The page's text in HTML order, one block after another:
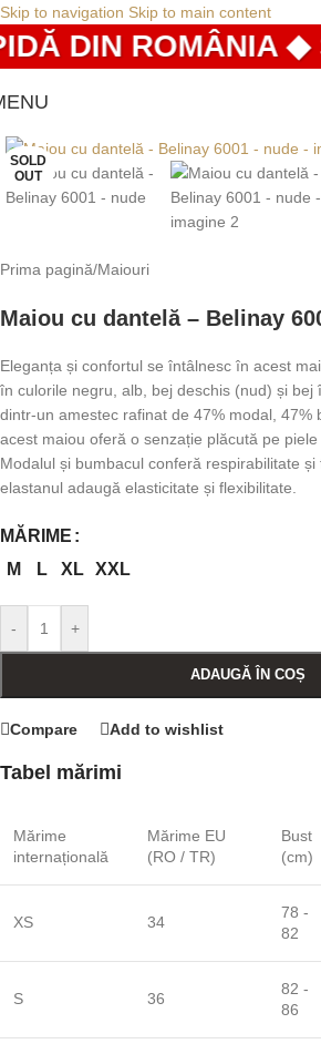
Skip to navigation Skip to main content
DIN ROMÂNIA ◆
SOLD
OUT
Prima pagină/Maiouri
Maiou cu dantelă – Belinay
Eleganța și confortul se întâlnesc în acest
în culorile negru, alb, bej deschis (nud) și bej
dintr-un amestec rafinat de 47% modal, 47%
acest maiou oferă o senzație plăcută pe
Modalul și bumbacul conferă respirabilitate
elastanul adaugă elasticitate și flexibilitate.
MĂRIME
M
L XL XXL
- +
ADAUGĂ ÎN COȘ
Compare Add to wishlist
Tabel mărimi
Mărime
internațională
Mărime EU
(RO / TR)
Bust
(cm)
XS 34
78 -
82
S 36
82 -
86